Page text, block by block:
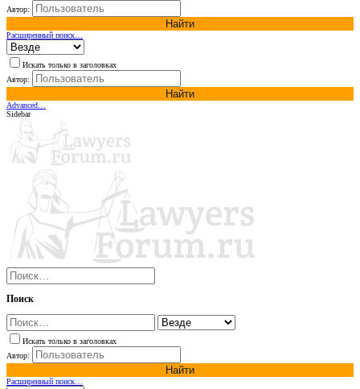
Автор:
Найти
Расширенный поиск…
Искать только в заголовках
Автор:
Найти
Advanced…
Sidebar
Поиск
Искать только в заголовках
Автор:
Найти
Расширенный поиск…